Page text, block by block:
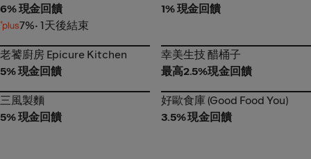
6% 現金回饋
7%• 1天後結束
1% 現金回饋
老饕廚房 Epicure Kitchen
老饕廚房 Epicure Kitchen
5% 現金回饋
幸美生技 醋桶子
幸美生技 醋桶子
最高2.5%現金回饋
三風製麵
三風製麵
5% 現金回饋
好歐食庫 (Good Food You)
好歐食庫 (Good Food You)
3.5% 現金回饋